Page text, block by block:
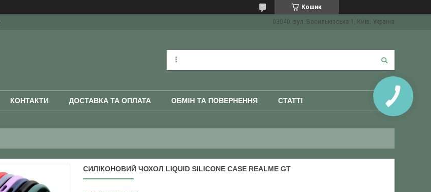
Кошик
03040, вул. Васильківська 1, Київ, Україна
КОНТАКТИ ДОСТАВКА ТА ОПЛАТА ОБМІН ТА ПОВЕРНЕННЯ СТАТТІ
СИЛІКОНОВИЙ ЧОХОЛ LIQUID SILICONE CASE REALME GT